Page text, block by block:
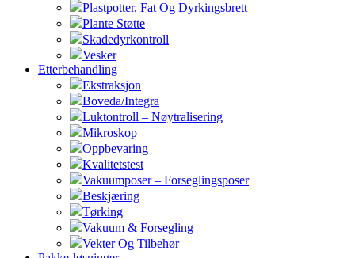
Plastpotter, Fat Og Dyrkingsbrett
Plante Støtte
Skadedyrkontroll
Vesker
Etterbehandling
Ekstraksjon
Boveda/Integra
Luktontroll – Nøytralisering
Mikroskop
Oppbevaring
Kvalitetstest
Vakuumposer – Forseglingsposer
Beskjæring
Tørking
Vakuum & Forsegling
Vekter Og Tilbehør